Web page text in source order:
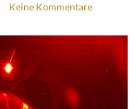
Keine Kommentare